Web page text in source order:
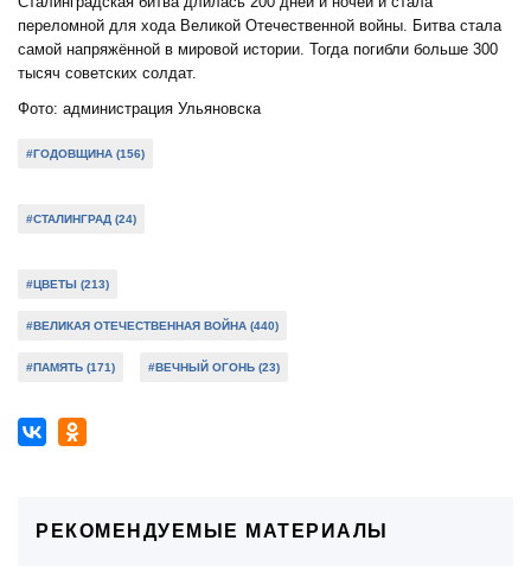
переломной для хода Великой Отечественной войны. Битва стала
самой напряжённой в мировой истории. Тогда погибли больше 300
тысяч советских солдат.
Фото: администрация Ульяновска
#ГОДОВЩИНА (156)
#СТАЛИНГРАД (24)
#ЦВЕТЫ (213)
#ВЕЛИКАЯ ОТЕЧЕСТВЕННАЯ ВОЙНА (440)
#ПАМЯТЬ (171) #ВЕЧНЫЙ ОГОНЬ (23)
РЕКОМЕНДУЕМЫЕ МАТЕРИАЛЫ